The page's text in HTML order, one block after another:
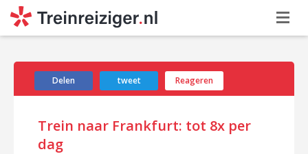
Delen tweet Reageren
Trein naar Frankfurt: tot 8x per
dag